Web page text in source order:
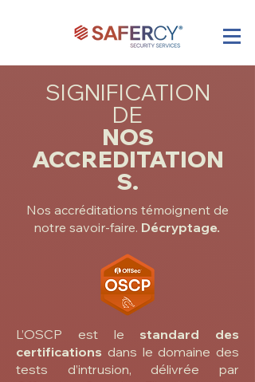
SIGNIFICATION
DE
NOS
ACCREDITATION
S.
Nos accréditations témoignent de
notre savoir-faire. Décryptage.
L’OSCP est le standard des
certifications dans le domaine des
tests d’intrusion, délivrée par